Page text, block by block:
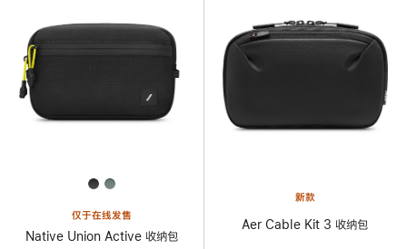
仅于在线发售
Native Union Active 收纳包
新款
Aer Cable Kit 3 收纳包